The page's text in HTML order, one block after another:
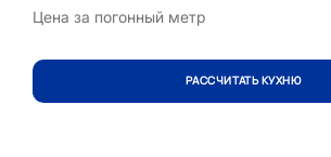
Цена за погонный метр
РАССЧИТАТЬ КУХНЮ